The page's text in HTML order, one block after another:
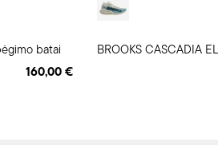
batai
160,00 €
BROOKS CASCADIA